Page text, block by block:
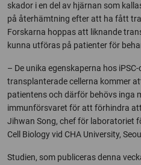
skador i en del av hjärnan som
på återhämtning efter att ha fått
Forskarna hoppas att liknande
kunna utföras på patienter för
– De unika egenskaperna hos
transplanterade cellerna kommer
patientens och därför behövs inga
immunförsvaret för att förhindra
Jihwan Song, chef för laboratoriet
Cell Biology vid CHA University,
Studien, som publiceras denna